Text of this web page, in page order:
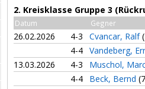
2. Kreisklasse Gruppe 3
Datum Gegner
26.02.2026 4-3 Cvancar, Ralf
4-4 Vandeberg,
13.03.2026
4-3
Muschol,
4-4
Beck, Bernd